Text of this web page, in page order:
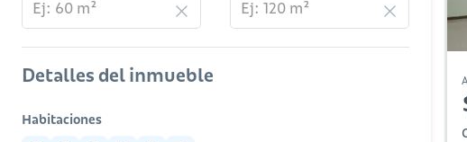
Detalles del inmueble
Habitaciones